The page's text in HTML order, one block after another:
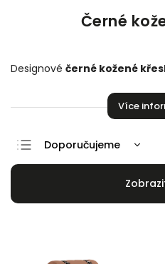
Černé
Designové černé kožené
Více
Doporučujeme
Nejlevnější